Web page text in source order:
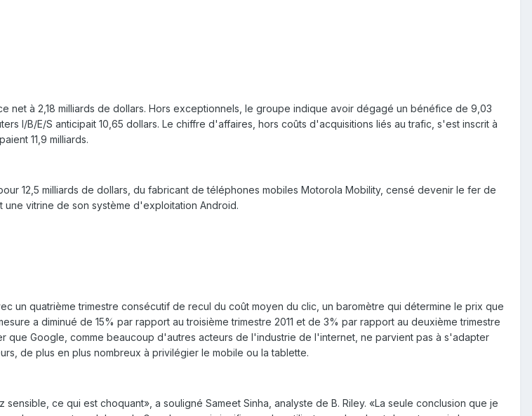
net à 2,18 milliards de dollars. Hors exceptionnels, le groupe indique avoir dégagé un bénéfice de 9,03
I/B/E/S anticipait 10,65 dollars. Le chiffre d'affaires, hors coûts d'acquisitions liés au trafic, s'est inscrit à
11,9 milliards.
12,5 milliards de dollars, du fabricant de téléphones mobiles Motorola Mobility, censé devenir le fer de
vitrine de son système d'exploitation Android.
un quatrième trimestre consécutif de recul du coût moyen du clic, un baromètre qui détermine le prix que
a diminué de 15% par rapport au troisième trimestre 2011 et de 3% par rapport au deuxième trimestre
que Google, comme beaucoup d'autres acteurs de l'industrie de l'internet, ne parvient pas à s'adapter
de plus en plus nombreux à privilégier le mobile ou la tablette.
ce qui est choquant», a souligné Sameet Sinha, analyste de B. Riley. «La seule conclusion que je